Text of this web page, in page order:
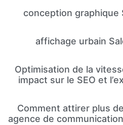
conception graphique
affichage urbain
Optimisation de la
impact sur le SEO et
Comment attirer plus
agence de